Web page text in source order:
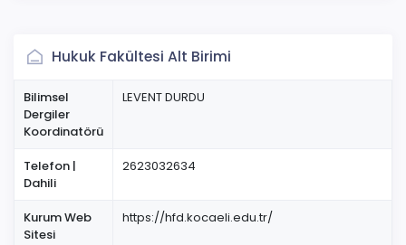
Hukuk Fakültesi Alt Birimi
Bilimsel
Dergiler
Koordinatörü
LEVENT DURDU
Telefon |
Dahili
2623032634
Kurum Web
Sitesi
https://hfd.kocaeli.edu.tr/